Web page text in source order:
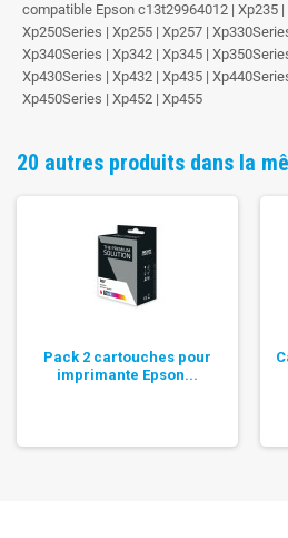
compatible Epson c13t29964012 | Xp235
Xp250Series | Xp255 | Xp257 |
Xp340Series | Xp342 | Xp345 |
Xp430Series | Xp432 | Xp435 |
Xp450Series | Xp452 | Xp455
20 autres produits dans la
Pack 2 cartouches pour
imprimante Epson...